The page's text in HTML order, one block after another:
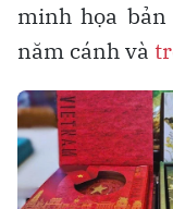
minh họa
năm cánh và